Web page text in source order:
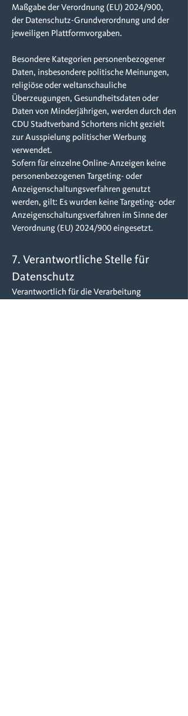
Maßgabe der Verordnung (EU) 2024/900,
der Datenschutz-Grundverordnung und der
jeweiligen Plattformvorgaben.
Besondere Kategorien personenbezogener
Daten, insbesondere politische Meinungen,
religiöse oder weltanschauliche
Überzeugungen, Gesundheitsdaten oder
Daten von Minderjährigen, werden durch den
CDU Stadtverband Schortens nicht gezielt
zur Ausspielung politischer Werbung
verwendet.
Sofern für einzelne Online-Anzeigen keine
personenbezogenen Targeting- oder
Anzeigenschaltungsverfahren genutzt
werden, gilt: Es wurden keine Targeting- oder
Anzeigenschaltungsverfahren im Sinne der
Verordnung (EU) 2024/900 eingesetzt.
7. Verantwortliche Stelle für
Datenschutz
Verantwortlich für die Verarbeitung